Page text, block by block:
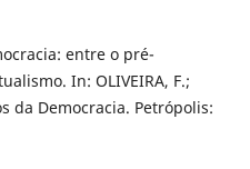
entre o pré-
In: OLIVEIRA, F.;
da Democracia. Petrópolis: